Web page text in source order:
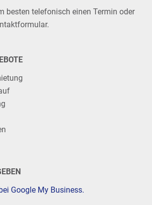
besten telefonisch einen Termin oder
Google My Business.